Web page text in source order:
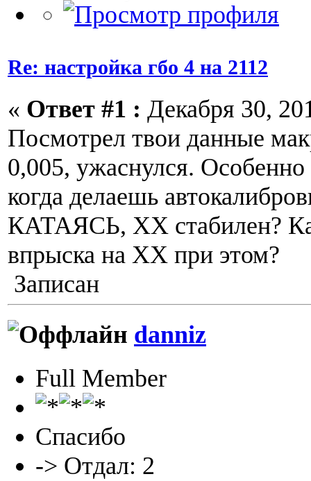
Re: настройка гбо 4 на 2112
« Ответ #1 : Декабря 30,
Посмотрел твои данные
0,005, ужаснулся.
когда делаешь
КАТАЯСЬ, ХХ стабилен?
впрыска на ХХ при этом?
Записан
danniz
Full Member
Спасибо
-> Отдал: 2